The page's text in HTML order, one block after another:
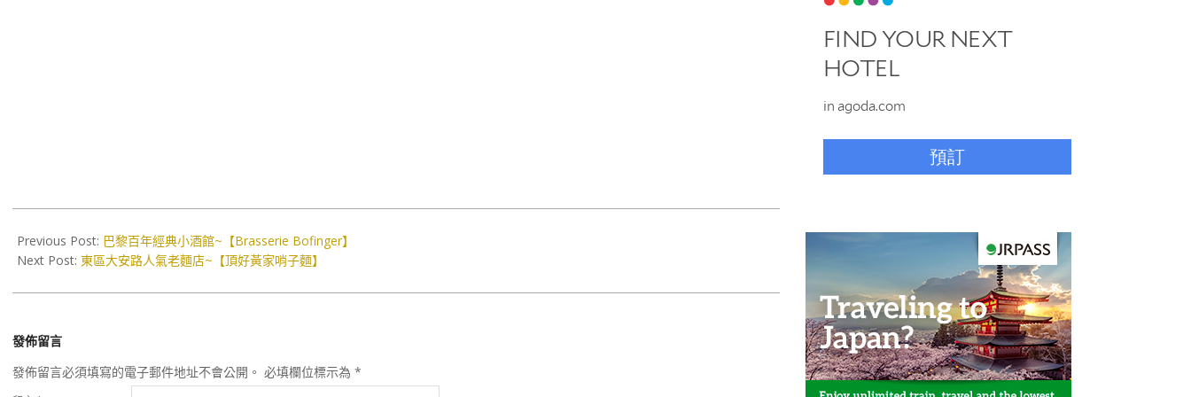
09-
13
Previous Post: 巴黎百年經典小酒館~【Brasserie Bofinger】
Next Post: 東區大安路人氣老麵店~【頂好黃家哨子麵】
發佈留言
發佈留言必須填寫的電子郵件地址不會公開。 必填欄位標示為 *